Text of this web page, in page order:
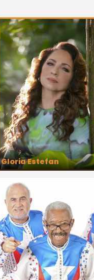
Gloria Estefan